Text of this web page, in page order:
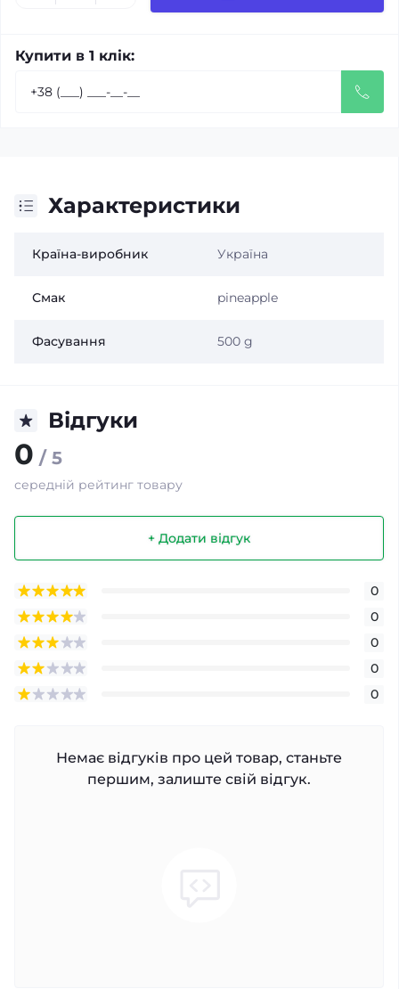
Купити в 1 клік:
Характеристики
Країна-виробник Україна
Смак pineapple
Фасування 500 g
Відгуки
0 / 5
середній рейтинг товару
+ Додати відгук
0
0
0
0
0
Немає відгуків про цей товар, станьте
першим, залиште свій відгук.